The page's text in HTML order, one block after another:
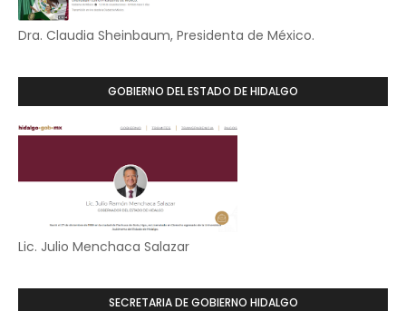
Dra. Claudia Sheinbaum, Presidenta de México.
GOBIERNO DEL ESTADO DE HIDALGO
Lic. Julio Menchaca Salazar
SECRETARIA DE GOBIERNO HIDALGO